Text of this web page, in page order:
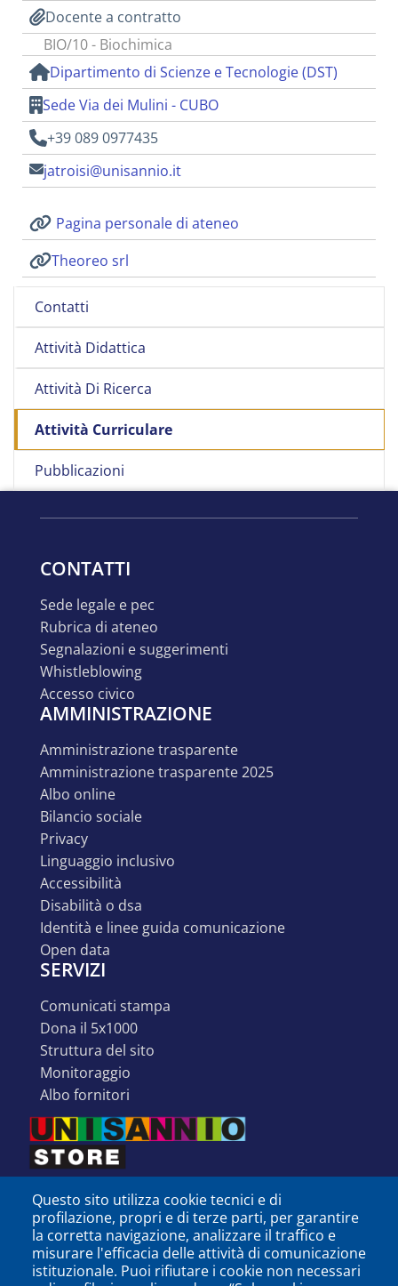
Contatti
Attività Didattica
Attività Di Ricerca
Attività Curriculare
Pubblicazioni
Docente a contratto
BIO/10 - Biochimica
Dipartimento di Scienze e Tecnologie (DST)
Sede Via dei Mulini - CUBO
+39 089 0977435
jatroisi@unisannio.it
Pagina personale di ateneo
Theoreo srl
CONTATTI
sede legale e pec
rubrica di ateneo
segnalazioni e suggerimenti
whistleblowing
accesso civico
AMMINISTRAZIONE
amministrazione trasparente
amministrazione trasparente 2025
albo online
bilancio sociale
privacy
linguaggio inclusivo
accessibilità
disabilità o dsa
identità e linee guida comunicazione
open data
SERVIZI
comunicati stampa
dona il 5x1000
struttura del sito
monitoraggio
albo fornitori
Questo sito utilizza cookie tecnici e di
profilazione, propri e di terze parti, per garantire
la corretta navigazione, analizzare il traffico e
misurare l'efficacia delle attività di comunicazione
istituzionale. Puoi rifiutare i cookie non necessari